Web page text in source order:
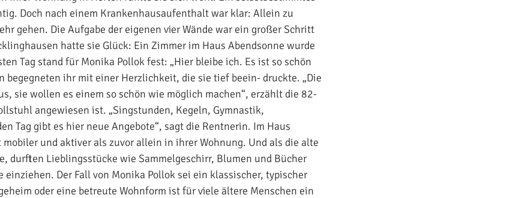
Doch nach einem Krankenhausaufenthalt war klar: Allein zu
gehen. Die Aufgabe der eigenen vier Wände war ein großer Schritt
hatte sie Glück: Ein Zimmer im Haus Abendsonne wurde
Tag stand für Monika Pollok fest: „Hier bleibe ich. Es ist so schön
begegneten ihr mit einer Herzlichkeit, die sie tief beein- druckte. „Die
sie wollen es einem so schön wie möglich machen“, erzählt die 82-
angewiesen ist. „Singstunden, Kegeln, Gymnastik,
Tag gibt es hier neue Angebote“, sagt die Rentnerin. Im Haus
und aktiver als zuvor allein in ihrer Wohnung. Und als die alte
durften Lieblingsstücke wie Sammelgeschirr, Blumen und Bücher
einziehen. Der Fall von Monika Pollok sei ein klassischer, typischer
oder eine betreute Wohnform ist für viele ältere Menschen ein